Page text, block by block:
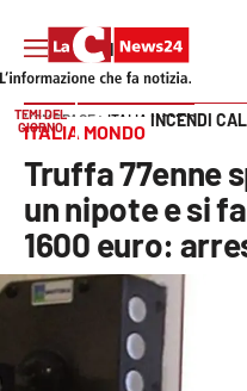
SEZIONI
Cronaca
Politica
Attualità
Vai
TEMI DEL
GIORNO
INCENDI
HOME PAGE ITALIA MONDO
ITALIA MONDO
Truffa 77enne
un nipote e si
1600 euro: